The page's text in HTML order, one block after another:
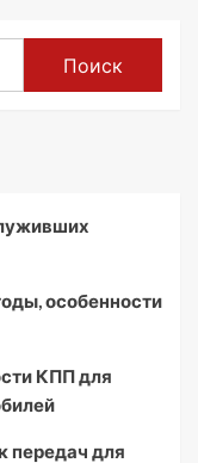
Поиск
особенности
КПП для
передач для